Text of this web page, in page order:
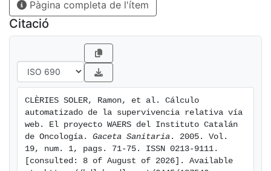
population-based Spanish cancer registries and
registries of other diseases can estimate relative
survival of their cohorts using their reference
population (province or autonomous community). This
application could also be useful for cohort mortality
studies.
Pàgina completa de l'ítem
Citació
CLÈRIES SOLER, Ramon, et al. Cálculo
automatizado de la supervivencia relativa vía
web. El proyecto WAERS del Instituto Catalán
de Oncología. Gaceta Sanitaria . 2005. Vol.
19, num. 1, pags. 71-75. ISSN 0213-9111.
[consulted: 8 of August of 2026]. Available